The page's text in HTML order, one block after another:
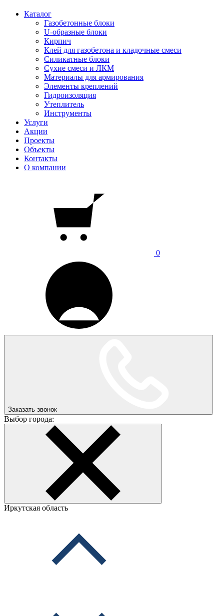
Каталог
Газобетонные блоки
U-образные блоки
Кирпич
Клей для газобетона и кладочные смеси
Силикатные блоки
Сухие смеси и ЛКМ
Материалы для армирования
Элементы креплений
Гидроизоляция
Утеплитель
Инструменты
Услуги
Акции
Проекты
Объекты
Контакты
О компании
0
Заказать звонок
Выбор города:
Иркутская область